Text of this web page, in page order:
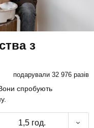
з
подарували 32 976 разів
Вони спробують
1,5 год.